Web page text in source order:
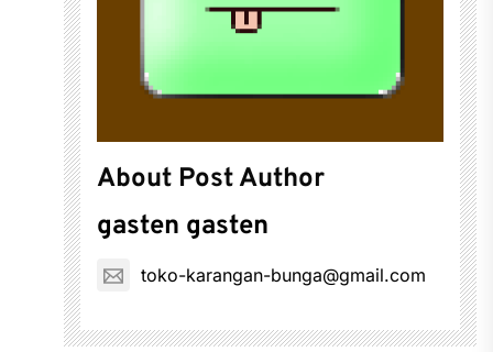
About Post Author
gasten gasten
toko-karangan-bunga@gmail.com